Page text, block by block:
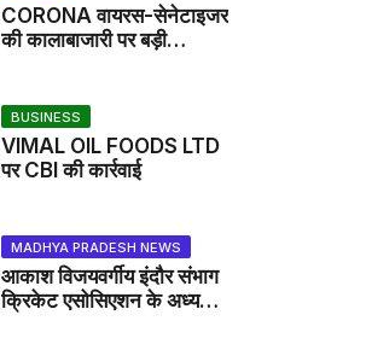
CORONA वायरस-सेनेटाइजर
की कालाबाजारी पर बड़ी
BUSINESS
VIMAL OIL FOODS LTD
पर CBI की कार्रवाई
MADHYA PRADESH NEWS
आकाश विजयवर्गीय इंदौर संभाग
क्रिकेट एसोसिएशन के अध्यक्ष